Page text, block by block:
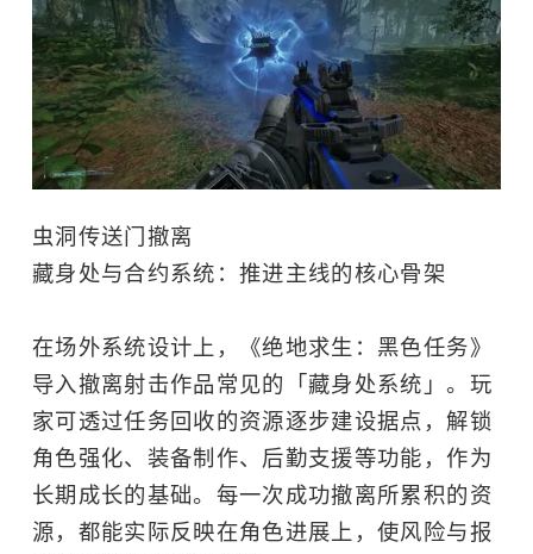
虫洞传送门撤离
藏身处与合约系统：推进主线的核心骨架
在场外系统设计上，《绝地求生：黑色任务》
导入撤离射击作品常见的「藏身处系统」。玩
家可透过任务回收的资源逐步建设据点，解锁
角色强化、装备制作、后勤支援等功能，作为
长期成长的基础。每一次成功撤离所累积的资
源，都能实际反映在角色进展上，使风险与报